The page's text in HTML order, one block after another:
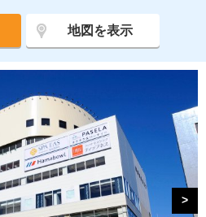
地図を表示
>